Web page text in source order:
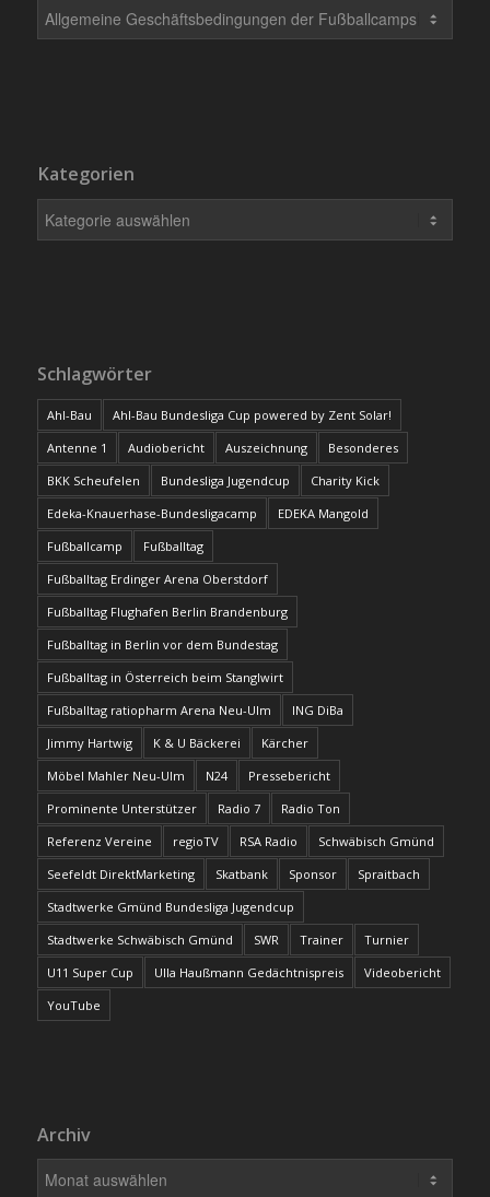
Kategorien
Schlagwörter
Ahl-Bau
Ahl-Bau Bundesliga Cup powered by Zent Solar!
Antenne 1
Audiobericht Auszeichnung
Besonderes
BKK Scheufelen
Bundesliga Jugendcup
Charity Kick
Edeka-Knauerhase-Bundesligacamp
EDEKA Mangold
Fußballcamp
Fußballtag
Fußballtag Erdinger Arena Oberstdorf
Fußballtag Flughafen Berlin Brandenburg
Fußballtag in Berlin vor dem Bundestag
Fußballtag in Österreich beim Stanglwirt
Fußballtag ratiopharm Arena Neu-Ulm
ING DiBa
Jimmy Hartwig
K & U Bäckerei
Kärcher
Möbel Mahler Neu-Ulm
N24
Pressebericht
Prominente Unterstützer
Radio 7
Radio Ton
Referenz Vereine
regioTV RSA Radio
Schwäbisch Gmünd
Seefeldt DirektMarketing
Skatbank Sponsor
Spraitbach
Stadtwerke Gmünd Bundesliga Jugendcup
Stadtwerke Schwäbisch Gmünd
SWR Trainer
Turnier
U11 Super Cup
Ulla Haußmann Gedächtnispreis
Videobericht
YouTube
Archiv